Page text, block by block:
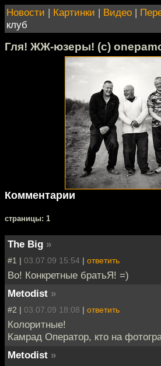
Новости | Картинки | Видео |
клуб
Гля! ЖЖ-юзеры! (с)
Комментарии
cтраницы: 1
The Big »
#1 | 03.07.09 15:54 | ответить
Во! Конкретные братьЯ! =)
Metodist »
#2 | 03.07.09 18:08 | ответить
Колоритные!
Камрад Оператор, кто на
Metodist »